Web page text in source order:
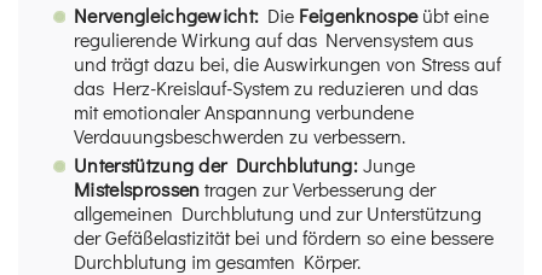
Nervengleichgewicht: Die Feigenknospeübt eine
regulierende Wirkung auf das Nervensystem aus
und trägt dazu bei, die Auswirkungen von Stress auf
das Herz-Kreislauf-System zu reduzieren und das
mit emotionaler Anspannung verbundene
Verdauungsbeschwerden zu verbessern.
Unterstützung der Durchblutung:Junge
Mistelsprossentragen zur Verbesserung der
allgemeinen Durchblutung und zur Unterstützung
der Gefäßelastizität bei und fördern so eine bessere
Durchblutung im gesamten Körper.